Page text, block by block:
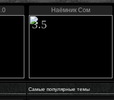
Наёмник Сом
3.5
Самые популярные темы